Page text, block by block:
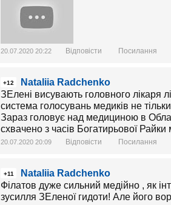
20.07.2020 20:22 Відповісти Посилання
+12
Nataliia Radchenko
ЗЕлені висувають головного лікаря
система голосувань медиків не
Зараз головує над медициною в
схвачено з часів Богатирьової
20.07.2020 20:09 Відповісти Посилання
+11
Nataliia Radchenko
Філатов дуже сильний медійно , як
зусилля ЗЕленої гидоти! Але його